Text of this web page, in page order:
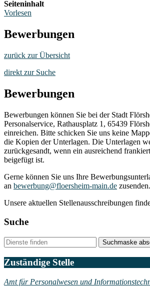
Seiteninhalt
Vorlesen
Bewerbungen
zurück zur Übersicht
direkt zur Suche
Bewerbungen
Bewerbungen können Sie bei der Stadt
Personalservice, Rathausplatz 1, 65439
einreichen. Bitte schicken Sie uns keine
die Kopien der Unterlagen. Die Unterlagen
zurückgesandt, wenn ein ausreichend
beigefügt ist.
Gerne können Sie uns Ihre
an bewerbung@floersheim-main.de zusenden.
Unsere aktuellen Stellenausschreibungen
Suche
Suchmaske
Zuständige Stelle
Amt für Personalwesen und